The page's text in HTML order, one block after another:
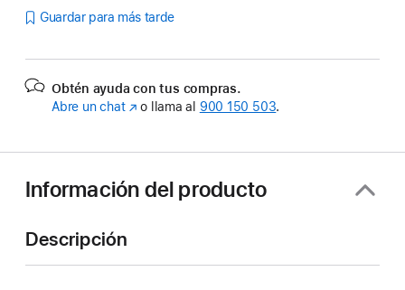
Guardar para más tarde
Obtén ayuda con tus compras.
Abre un chat(Se
ventana
nueva)
o llama al 900 150 503.
Información del producto
Descripción